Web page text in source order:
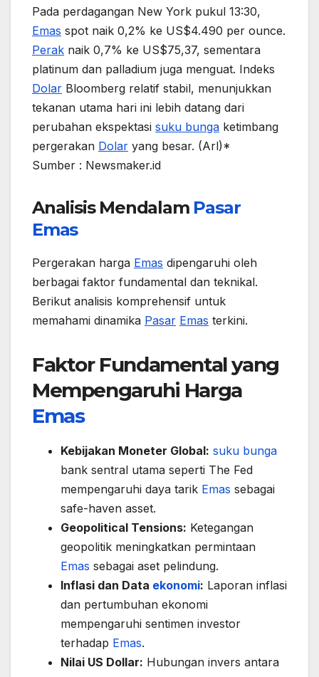
Pada perdagangan New York pukul 13:30,
Emas spot naik 0,2% ke US$4.490 per ounce.
Perak naik 0,7% ke US$75,37, sementara
platinum dan palladium juga menguat. Indeks
Dolar Bloomberg relatif stabil, menunjukkan
tekanan utama hari ini lebih datang dari
perubahan ekspektasi suku bunga ketimbang
pergerakan Dolar yang besar. (Arl)*
Sumber : Newsmaker.id
Analisis Mendalam Pasar
Emas
Pergerakan harga Emas dipengaruhi oleh
berbagai faktor fundamental dan teknikal.
Berikut analisis komprehensif untuk
memahami dinamika Pasar Emas terkini.
Faktor Fundamental yang
Mempengaruhi Harga
Emas
Kebijakan Moneter Global: suku bunga
bank sentral utama seperti The Fed
mempengaruhi daya tarik Emas sebagai
safe-haven asset.
Geopolitical Tensions: Ketegangan
geopolitik meningkatkan permintaan
Emas sebagai aset pelindung.
Inflasi dan Data ekonomi: Laporan inflasi
dan pertumbuhan ekonomi
mempengaruhi sentimen investor
terhadap Emas.
Nilai US Dollar: Hubungan invers antara